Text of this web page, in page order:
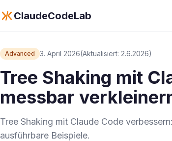
ClaudeCodeLab
Advanced 3. April 2026(Aktualisiert: 2.6.2026)
Tree Shaking mit
messbar
Tree Shaking mit Claude Code
ausführbare Beispiele.